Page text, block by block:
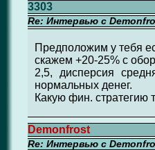
3303
Re: Интервью с
Предположим у тебя
скажем +20-25% с
2,5, дисперсия
нормальных денег.
Какую фин. стратегию
Demonfrost
Re: Интервью с